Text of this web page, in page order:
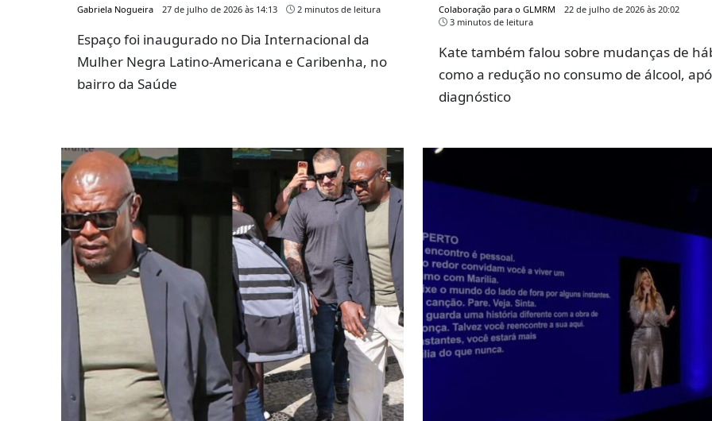
Gabriela Nogueira 27 de julho de 2026 às 14:13 2 minutos de leitura
Espaço foi inaugurado no Dia Internacional da
Mulher Negra Latino-Americana e Caribenha, no
bairro da Saúde
Colaboração para o GLMRM
22 de julho de 2026 às 20:02
3 minutos de leitura
Kate também falou sobre mudanças de
como a redução no consumo de álcool,
diagnóstico